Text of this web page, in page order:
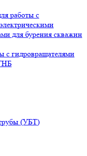
работы с
для бурения скважин
с гидровращателями
(УБТ)